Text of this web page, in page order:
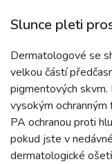
Slunce pleti
Dermatologové se
velkou částí
pigmentových
vysokým
PA ochranou proti
pokud jste v
dermatologické